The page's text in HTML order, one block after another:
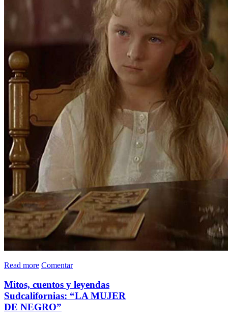
Read more Comentar
Mitos, cuentos y leyendas
Sudcalifornias: “LA MUJER
DE NEGRO”